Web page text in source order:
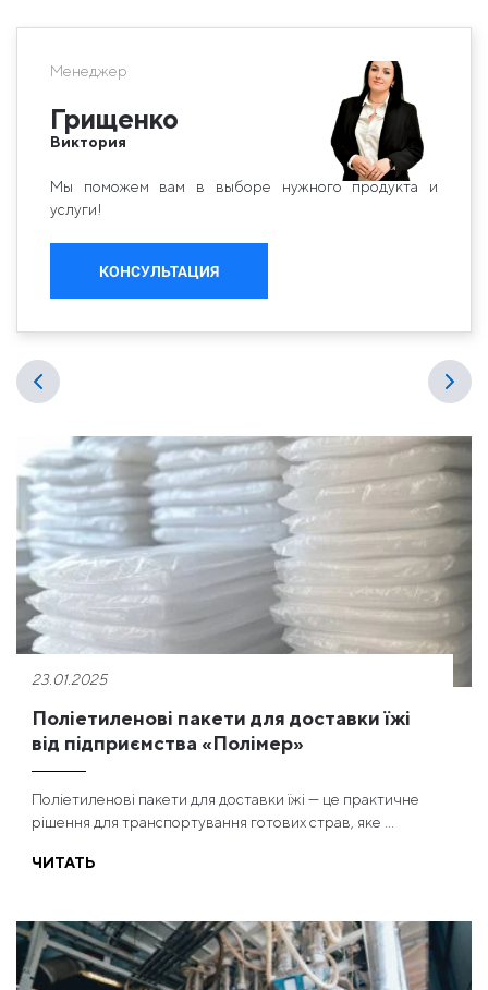
Менеджер
Грищенко
Виктория
Мы поможем вам в выборе нужного продукта и
услуги!
КОНСУЛЬТАЦИЯ
23.01.2025
Поліетиленові пакети для доставки їжі
від підприємства «Полімер»
Поліетиленові пакети для доставки їжі — це практичне
рішення для транспортування готових страв, яке ...
ЧИТАТЬ